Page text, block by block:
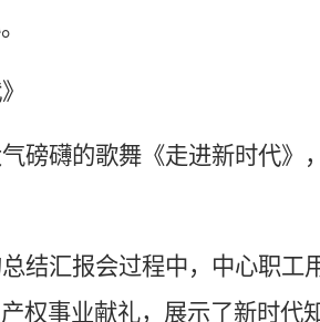
磅礴的歌舞《走进新时代》
结汇报会过程中，中心职工
权事业献礼，展示了新时代